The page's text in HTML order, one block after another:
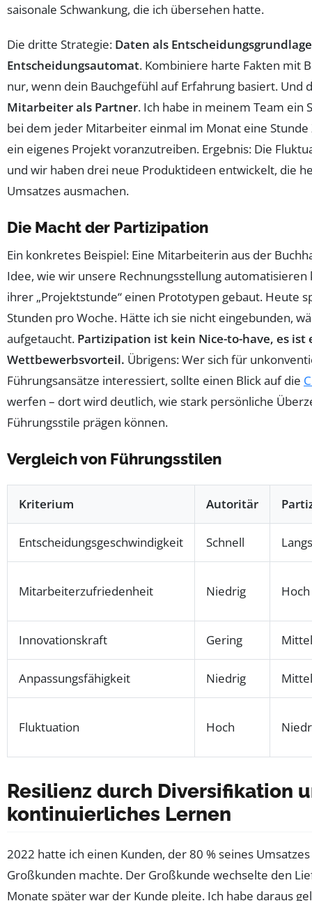
saisonale Schwankung, die ich übersehen hatte.
Die dritte Strategie: Daten als
Entscheidungsautomat. Kombiniere harte Fakten mit
nur, wenn dein Bauchgefühl auf Erfahrung basiert. Und
Mitarbeiter als Partner. Ich habe in meinem Team ein
bei dem jeder Mitarbeiter einmal im Monat eine
ein eigenes Projekt voranzutreiben. Ergebnis: Die
und wir haben drei neue Produktideen entwickelt, die
Umsatzes ausmachen.
Die Macht der Partizipation
Ein konkretes Beispiel: Eine Mitarbeiterin aus der
Idee, wie wir unsere Rechnungsstellung automatisieren
ihrer „Projektstunde“ einen Prototypen gebaut. Heute
Stunden pro Woche. Hätte ich sie nicht eingebunden,
aufgetaucht. Partizipation ist kein Nice-to-have, es ist
Wettbewerbsvorteil. Übrigens: Wer sich für
Führungsansätze interessiert, sollte einen Blick auf die
werfen – dort wird deutlich, wie stark persönliche
Führungsstile prägen können.
Vergleich von Führungsstilen
Kriterium Autoritär
Entscheidungsgeschwindigkeit Schnell
Mitarbeiterzufriedenheit Niedrig Hoch
Innovationskraft Gering Mittel
Anpassungsfähigkeit Niedrig Mittel
Fluktuation Hoch
Resilienz durch Diversifikation
kontinuierliches Lernen
2022 hatte ich einen Kunden, der 80 % seines
Großkunden machte. Der Großkunde wechselte den
Monate später war der Kunde pleite. Ich habe daraus